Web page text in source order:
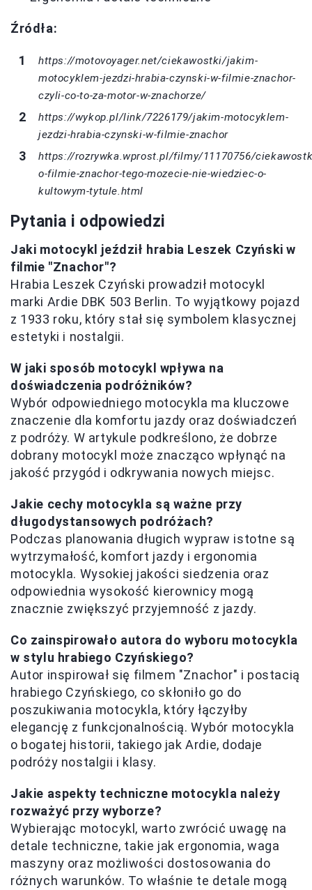
Źródła:
https://motovoyager.net/ciekawostki/jakim-
motocyklem-jezdzi-hrabia-czynski-w-filmie-znachor-
czyli-co-to-za-motor-w-znachorze/
https://wykop.pl/link/7226179/jakim-motocyklem-
jezdzi-hrabia-czynski-w-filmie-znachor
https://rozrywka.wprost.pl/filmy/11170756/
o-filmie-znachor-tego-mozecie-nie-wiedziec-o-
kultowym-tytule.html
Pytania i odpowiedzi
Jaki motocykl jeździł hrabia Leszek Czyński w
filmie "Znachor"?
Hrabia Leszek Czyński prowadził motocykl
marki Ardie DBK 503 Berlin. To wyjątkowy pojazd
z 1933 roku, który stał się symbolem klasycznej
estetyki i nostalgii.
W jaki sposób motocykl wpływa na
doświadczenia podróżników?
Wybór odpowiedniego motocykla ma kluczowe
znaczenie dla komfortu jazdy oraz doświadczeń
z podróży. W artykule podkreślono, że dobrze
dobrany motocykl może znacząco wpłynąć na
jakość przygód i odkrywania nowych miejsc.
Jakie cechy motocykla są ważne przy
długodystansowych podróżach?
Podczas planowania długich wypraw istotne są
wytrzymałość, komfort jazdy i ergonomia
motocykla. Wysokiej jakości siedzenia oraz
odpowiednia wysokość kierownicy mogą
znacznie zwiększyć przyjemność z jazdy.
Co zainspirowało autora do wyboru motocykla
w stylu hrabiego Czyńskiego?
Autor inspirował się filmem "Znachor" i postacią
hrabiego Czyńskiego, co skłoniło go do
poszukiwania motocykla, który łączyłby
elegancję z funkcjonalnością. Wybór motocykla
o bogatej historii, takiego jak Ardie, dodaje
podróży nostalgii i klasy.
Jakie aspekty techniczne motocykla należy
rozważyć przy wyborze?
Wybierając motocykl, warto zwrócić uwagę na
detale techniczne, takie jak ergonomia, waga
maszyny oraz możliwości dostosowania do
różnych warunków. To właśnie te detale mogą